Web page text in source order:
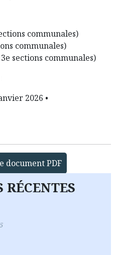
communales)
communales)
sections communales)
2026 •
document PDF